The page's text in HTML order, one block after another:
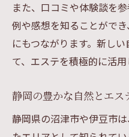
また、口コミや体験談を
例や感想を知ることがで
にもつながります。新し
て、エステを積極的に活用
静岡の豊かな自然とエス
静岡県の沼津市や伊豆市